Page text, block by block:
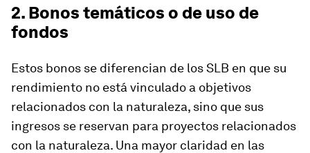
2. Bonos temáticos o de uso de
fondos
Estos bonos se diferencian de los SLB en que su
rendimiento no está vinculado a objetivos
relacionados con la naturaleza, sino que sus
ingresos se reservan para proyectos relacionados
con la naturaleza. Una mayor claridad en las